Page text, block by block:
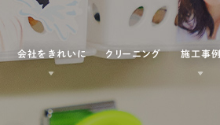
会社をきれいに クリーニング 施工事例